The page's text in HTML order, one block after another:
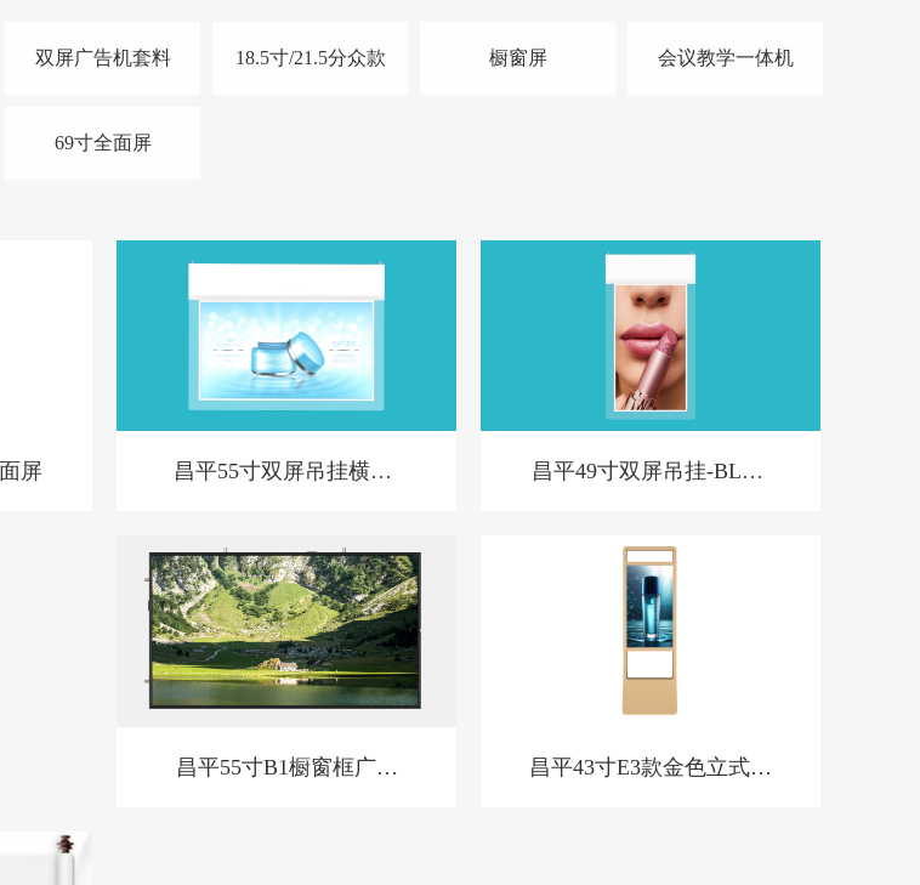
双屏广告机套料 18.5寸/21.5分众款 橱窗屏 会议教学一体机
69寸全面屏
屏
昌平55寸双屏吊挂横屏-
昌平49寸双屏吊挂-BL款-
昌平55寸B1橱窗框广告
昌平43寸E3款金色立式橱